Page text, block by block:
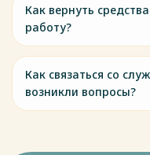
Как вернуть
работу?
Как связаться со
возникли вопросы?